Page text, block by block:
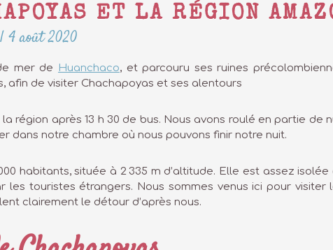
ET LA RÉGION
4 août 2020
mer de Huanchaco, et parcouru ses ruines
afin de visiter Chachapoyas et ses alentours
région après 13 h 30 de bus. Nous avons roulé en partie
dans notre chambre où nous pouvons finir notre nuit.
habitants, située à 2 335 m d’altitude. Elle est assez
les touristes étrangers. Nous sommes venus ici pour
clairement le détour d’après nous.